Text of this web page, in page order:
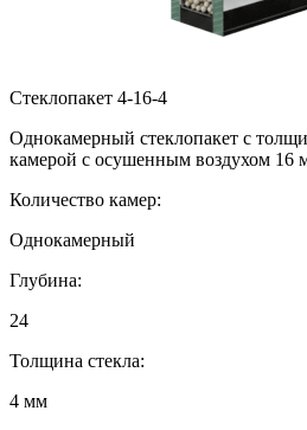
Стеклопакет 4-16-4
Однокамерный стеклопакет с
камерой с осушенным воздухом 16
Количество камер:
Однокамерный
Глубина:
24
Толщина стекла:
4 мм